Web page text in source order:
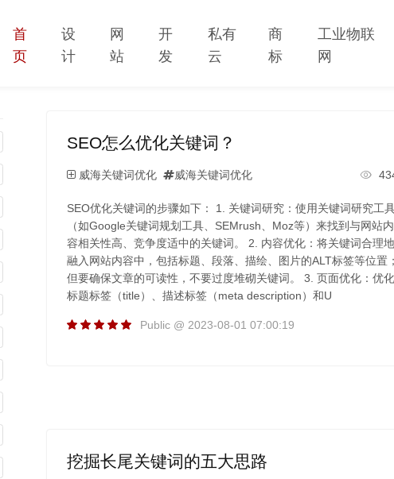
首
页
设
计
网
站
开
发
私有
云
商
标
工业物联
网
SEO怎么优化关键词？
威海关键词优化 威海关键词优化
SEO优化关键词的步骤如下： 1. 关键词研究：使用关键词研究工
（如Google关键词规划工具、SEMrush、Moz等）来找到与网站内
容相关性高、竞争度适中的关键词。 2. 内容优化：将关键词合理地
融入网站内容中，包括标题、段落、描绘、图片的ALT标签等位置；
但要确保文章的可读性，不要过度堆砌关键词。 3. 页面优化：优化
标题标签（title）、描述标签（meta description）和U
Public @ 2023-08-01 07:00:19
挖掘长尾关键词的五大思路